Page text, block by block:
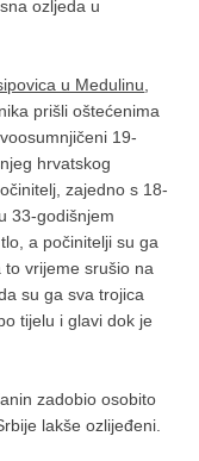
ozljeda u
u Medulinu
prišli oštećenima
19-
hrvatskog
zajedno s 18-
33-godišnjem
a počinitelji su ga
vrijeme srušio na
su ga sva trojica
tijelu i glavi dok je
zadobio osobito
lakše ozlijeđeni.